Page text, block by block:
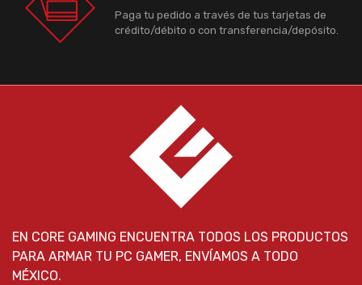
Paga tu pedido a través de tus tarjetas de
crédito/débito o con transferencia/depósito.
EN CORE GAMING ENCUENTRA TODOS LOS PRODUCTOS
PARA ARMAR TU PC GAMER, ENVÍAMOS A TODO
MÉXICO.